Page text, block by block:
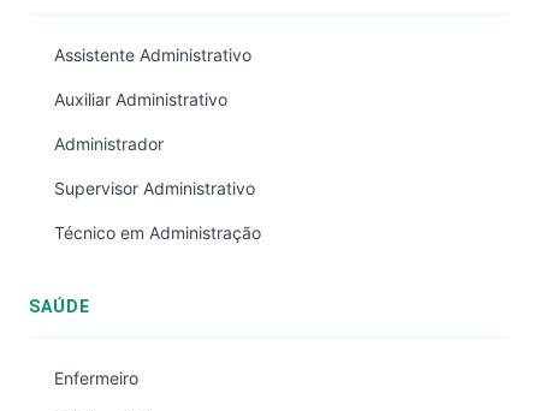
Assistente Administrativo
Auxiliar Administrativo
Administrador
Supervisor Administrativo
Técnico em Administração
SAÚDE
Enfermeiro